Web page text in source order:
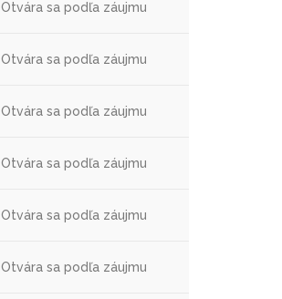
Otvára sa podľa záujmu
Otvára sa podľa záujmu
Otvára sa podľa záujmu
Otvára sa podľa záujmu
Otvára sa podľa záujmu
Otvára sa podľa záujmu